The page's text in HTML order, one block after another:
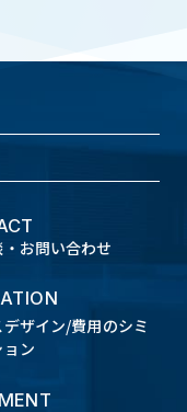
お問い合わせ
ザイン/費用のシミ
ン